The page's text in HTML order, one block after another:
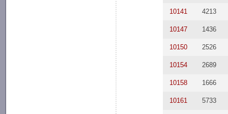
10141 4213
10147 1436
10150 2526
10154 2689
10158 1666
10161 5733